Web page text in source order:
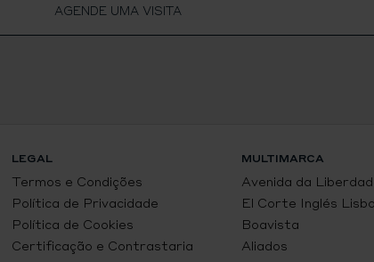
AGENDE UMA VISITA
LEGAL
Termos e Condições
Política de Privacidade
Política de Cookies
Certificação e Contrastaria
MULTIMARCA
Avenida da
El Corte Inglés
Boavista
Aliados